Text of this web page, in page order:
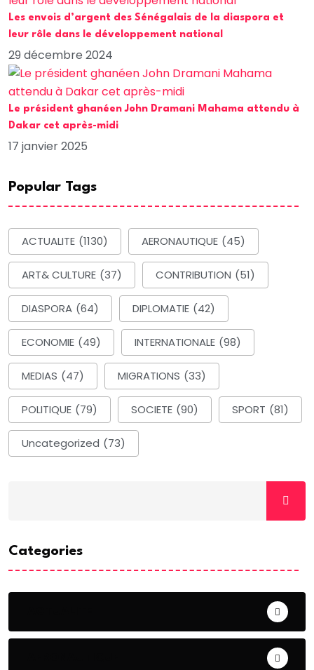
Les envois d’argent des Sénégalais de la diaspora et
leur rôle dans le développement national
29 décembre 2024
Le président ghanéen John Dramani Mahama attendu à
Dakar cet après-midi
17 janvier 2025
Popular Tags
ACTUALITE (1130) AERONAUTIQUE (45)
ART& CULTURE (37) CONTRIBUTION (51)
DIASPORA (64) DIPLOMATIE (42)
ECONOMIE (49) INTERNATIONALE (98)
MEDIAS (47) MIGRATIONS (33)
POLITIQUE (79) SOCIETE (90) SPORT (81)
Uncategorized (73)
Categories